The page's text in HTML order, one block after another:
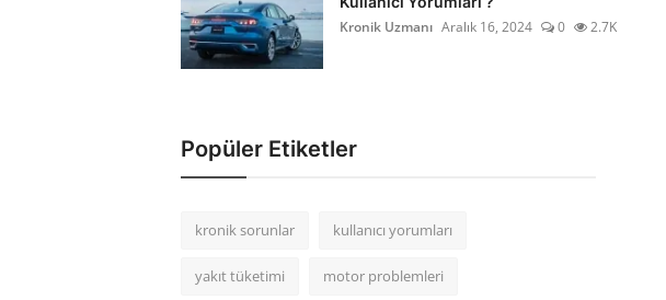
Kronik Uzmanı Aralık 16, 2024 0 2.7K
Popüler Etiketler
kronik sorunlar kullanıcı yorumları
yakıt tüketimi motor problemleri